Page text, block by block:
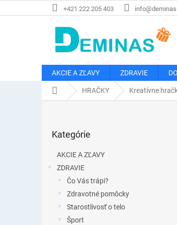
na
+421 222 205 403
AKCIE A ZĽAVY ZDRAVIE
DomovHRAČKY Kreatívne
kategórie
Kategórie
AKCIE A ZĽAVY
ZDRAVIE
Čo Vás trápi?
Zdravotné pomôcky
Starostlivosť o telo
Šport